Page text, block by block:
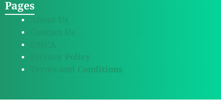
Pages
Privacy Policy
Terms and Conditions